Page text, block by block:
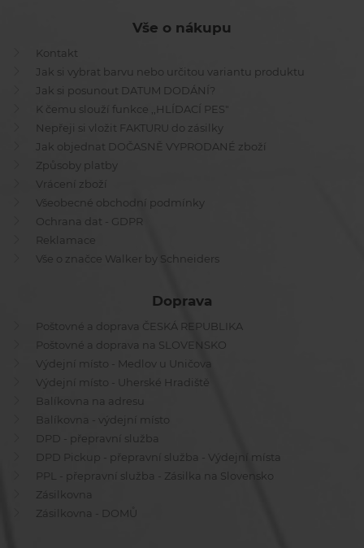
Vše o nákupu
Kontakt
Jak si vybrat barvu nebo určitou variantu produktu
Jak si posunout DATUM DODÁNÍ?
K čemu slouží funkce ,,HLÍDACÍ PES"
Nepřeji si vložit FAKTURU do zásilky
Jak objednat DOČASNĚ VYPRODANÉ zboží
Způsoby platby
Vrácení zboží
Všeobecné obchodní podmínky
Ochrana dat - GDPR
Reklamace
Vše o značce Walker by Schneiders
Doprava
Poštovné a doprava ČESKÁ REPUBLIKA
Poštovné a doprava na SLOVENSKO
Výdejní místo - Medlov u Uničova
Výdejní místo - Uherské Hradiště
Balíkovna na adresu
Balíkovna - výdejní místo
DPD - přepravní služba
DPD Pickup - přepravní služba - Výdejní místa
PPL - přepravní služba - Zásilka na Slovensko
Zásilkovna
Zásilkovna - DOMŮ